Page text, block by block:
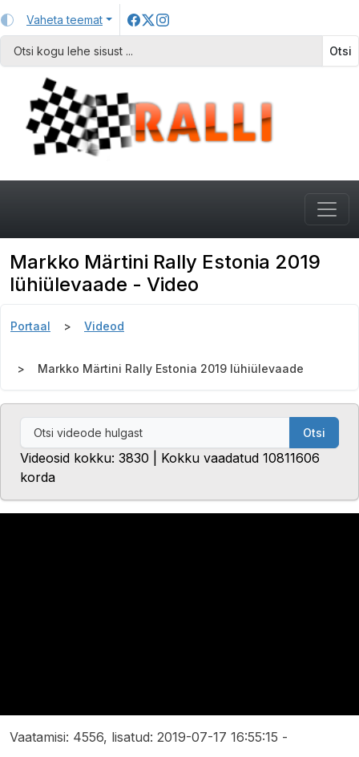
Vaheta teemat
Otsi
Markko Märtini Rally Estonia 2019
lühiülevaade - Video
Portaal Videod
Markko Märtini Rally Estonia 2019 lühiülevaade
Otsi
Videosid kokku: 3830 | Kokku vaadatud 10811606
korda
Vaatamisi: 4556, lisatud: 2019-07-17 16:55:15 -